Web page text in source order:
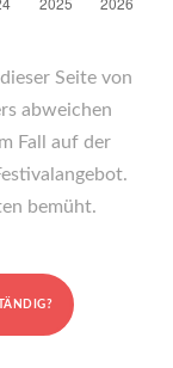
Seite von
abweichen
Fall auf der
bemüht.